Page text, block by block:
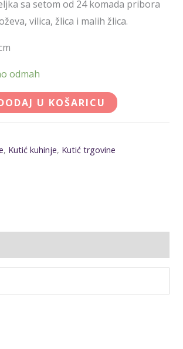
sa setom od 24 komada pribora
vilica, žlica i malih žlica.
odmah
U KOŠARICU
, Kutić kuhinje, Kutić trgovine